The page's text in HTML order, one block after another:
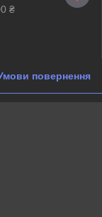
₴
повернення